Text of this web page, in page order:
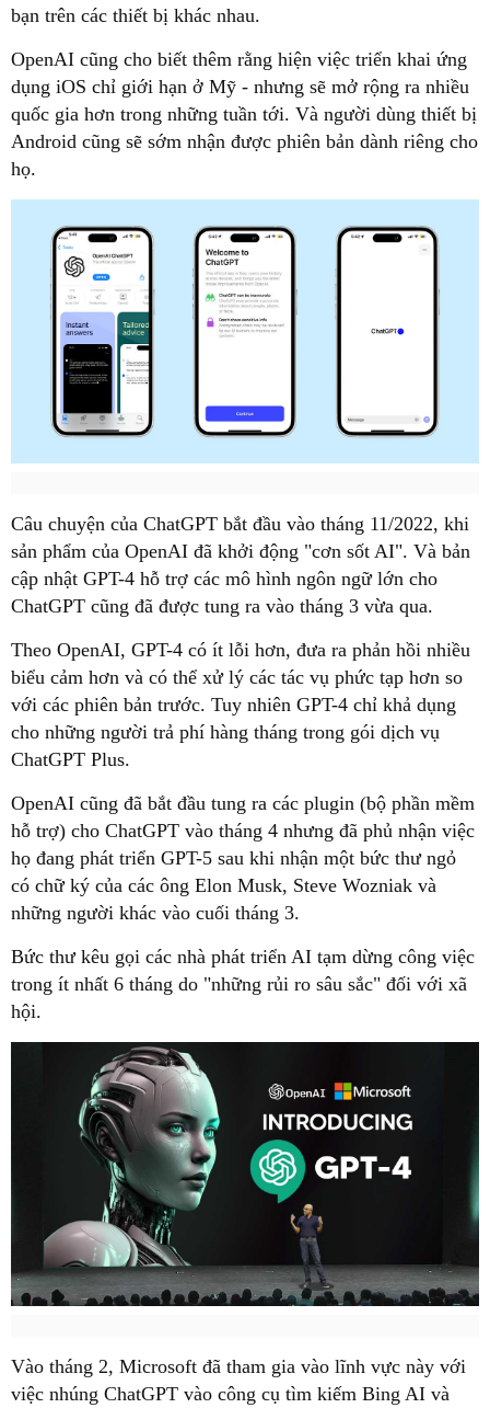
bạn trên các thiết bị khác nhau.
OpenAI cũng cho biết thêm rằng hiện việc triển khai ứng
dụng iOS chỉ giới hạn ở Mỹ - nhưng sẽ mở rộng ra nhiều
quốc gia hơn trong những tuần tới. Và người dùng thiết bị
Android cũng sẽ sớm nhận được phiên bản dành riêng cho
họ.
Câu chuyện của ChatGPT bắt đầu vào tháng 11/2022, khi
sản phẩm của OpenAI đã khởi động "cơn sốt AI". Và bản
cập nhật GPT-4 hỗ trợ các mô hình ngôn ngữ lớn cho
ChatGPT cũng đã được tung ra vào tháng 3 vừa qua.
Theo OpenAI, GPT-4 có ít lỗi hơn, đưa ra phản hồi nhiều
biểu cảm hơn và có thể xử lý các tác vụ phức tạp hơn so
với các phiên bản trước. Tuy nhiên GPT-4 chỉ khả dụng
cho những người trả phí hàng tháng trong gói dịch vụ
ChatGPT Plus.
OpenAI cũng đã bắt đầu tung ra các plugin (bộ phần mềm
hỗ trợ) cho ChatGPT vào tháng 4 nhưng đã phủ nhận việc
họ đang phát triển GPT-5 sau khi nhận một bức thư ngỏ
có chữ ký của các ông Elon Musk, Steve Wozniak và
những người khác vào cuối tháng 3.
Bức thư kêu gọi các nhà phát triển AI tạm dừng công việc
trong ít nhất 6 tháng do "những rủi ro sâu sắc" đối với xã
hội.
Vào tháng 2, Microsoft đã tham gia vào lĩnh vực này với
việc nhúng ChatGPT vào công cụ tìm kiếm Bing AI và